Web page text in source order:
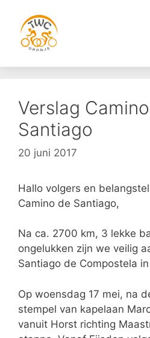
Verslag
Santiago
20 juni 2017
Hallo volgers en
Camino de Santiago,
Na ca. 2700 km, 3 lekke
ongelukken zijn we veilig
Santiago de Compostela
Op woensdag 17 mei, na
stempel van kapelaan
vanuit Horst richting